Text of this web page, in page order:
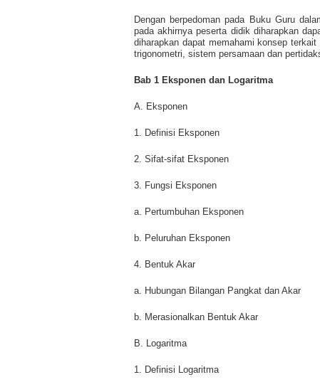
Dengan berpedoman pada Buku Guru
pada akhirnya peserta didik diharapkan
diharapkan dapat memahami konsep
trigonometri, sistem persamaan dan
Bab 1 Eksponen dan Logaritma
A. Eksponen
1. Definisi Eksponen
2. Sifat-sifat Eksponen
3. Fungsi Eksponen
a. Pertumbuhan Eksponen
b. Peluruhan Eksponen
4. Bentuk Akar
a. Hubungan Bilangan Pangkat dan Akar
b. Merasionalkan Bentuk Akar
B. Logaritma
1. Definisi Logaritma